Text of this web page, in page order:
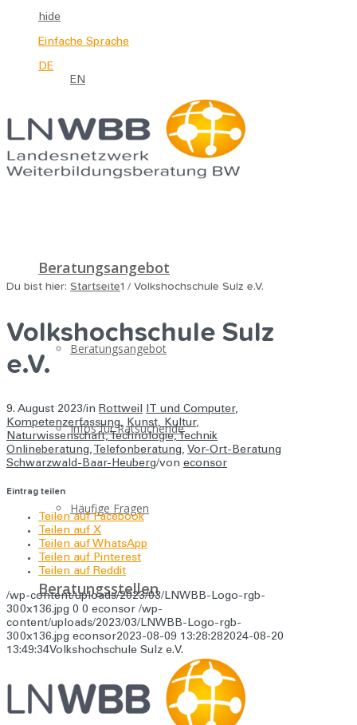
hide
Einfache Sprache
DE
EN
Beratungsangebot
Beratungsangebot
Infos für Ratsuchende
Häufige Fragen
Beratungsstellen
Du bist hier: Startseite1 / Volkshochschule Sulz e.V.
Volkshochschule Sulz
e.V.
9. August 2023/in Rottweil IT und Computer,
Kompetenzerfassung, Kunst, Kultur,
Naturwissenschaft, Technologie, Technik
Onlineberatung, Telefonberatung, Vor-Ort-Beratung
Schwarzwald-Baar-Heuberg/von econsor
Eintrag teilen
Teilen auf Facebook
Teilen auf X
Teilen auf WhatsApp
Teilen auf Pinterest
Teilen auf Reddit
/wp-content/uploads/2023/03/LNWBB-Logo-rgb-
300x136.jpg 0 0 econsor /wp-
content/uploads/2023/03/LNWBB-Logo-rgb-
300x136.jpg econsor2023-08-09 13:28:282024-08-20
13:49:34Volkshochschule Sulz e.V.